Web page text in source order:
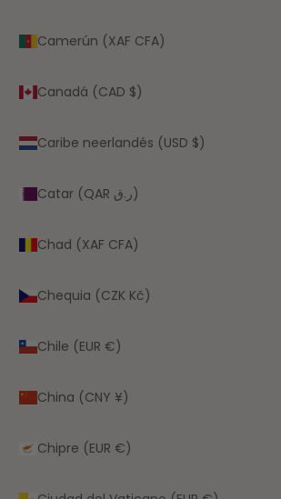
Camerún (XAF CFA)
Canadá (CAD $)
Caribe neerlandés (USD $)
Catar (QAR ر.ق)
Chad (XAF CFA)
Chequia (CZK Kč)
Chile (EUR €)
China (CNY ¥)
Chipre (EUR €)